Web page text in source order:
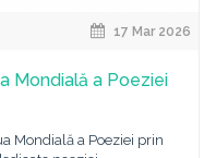
17 Mar 2026
Mondială a Poeziei
Mondială a Poeziei prin